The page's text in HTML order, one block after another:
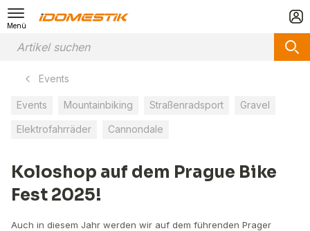
Menü
Events
Events Mountainbiking Straßenradsport Gravel
Elektrofahrräder Cannondale
Koloshop auf dem Prague Bike
Fest 2025!
Auch in diesem Jahr werden wir auf dem führenden Prager